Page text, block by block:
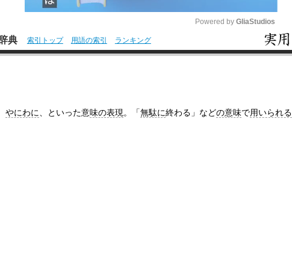
M
Powered by GliaStudios
典 索引トップ 用語の索引 ランキング
やにわに、といった意味の表現。「無駄に終わる」などの意味で用いられる